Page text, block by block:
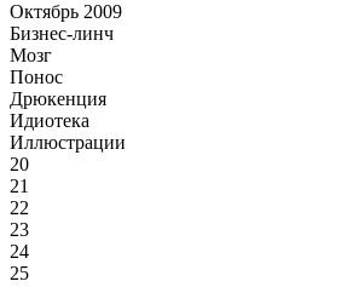
Октябрь 2009
Бизнес-линч
Мозг
Понос
Дрюкенция
Идиотека
Иллюстрации
20
21
22
23
24
25